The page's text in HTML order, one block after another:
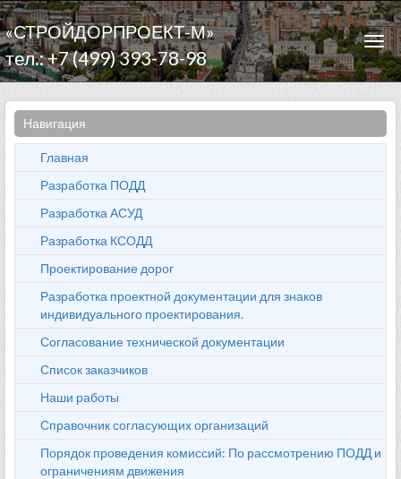
«СТРОЙДОРПРОЕКТ-М»
тел.: +7 (499) 393-78-98
Навигация
Главная
Разработка ПОДД
Разработка АСУД
Разработка КСОДД
Проектирование дорог
Разработка проектной документации для знаков
индивидуального проектирования.
Согласование технической документации
Список заказчиков
Наши работы
Справочник согласующих организаций
Порядок проведения комиссий: По рассмотрению ПОДД и
ограничениям движения